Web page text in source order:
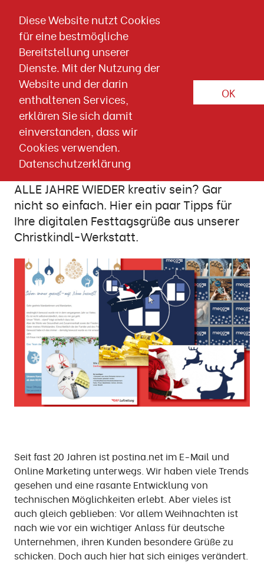
Diese Website nutzt Cookies
für eine bestmögliche
Bereitstellung unserer
Dienste. Mit der Nutzung der
Website und der darin
enthaltenen Services,
erklären Sie sich damit
einverstanden, dass wir
Cookies verwenden.
Datenschutzerklärung
OK
Artikel-Detailseite
09. NOVEMBER 2023
X-mas specials
E-Mail Marketing
WEIHNACHTSKAMPAGNE GIMMICKS
Weihnachtskampagnen: ALLE
JAHRE WIEDER kreativ
ALLE JAHRE WIEDER kreativ sein? Gar
nicht so einfach. Hier ein paar Tipps für
Ihre digitalen Festtagsgrüße aus unserer
Christkindl-Werkstatt.
Seit fast 20 Jahren ist postina.net im E-Mail und
Online Marketing unterwegs. Wir haben viele Trends
gesehen und eine rasante Entwicklung von
technischen Möglichkeiten erlebt. Aber vieles ist
auch gleich geblieben: Vor allem Weihnachten ist
nach wie vor ein wichtiger Anlass für deutsche
Unternehmen, ihren Kunden besondere Grüße zu
schicken. Doch auch hier hat sich einiges verändert.